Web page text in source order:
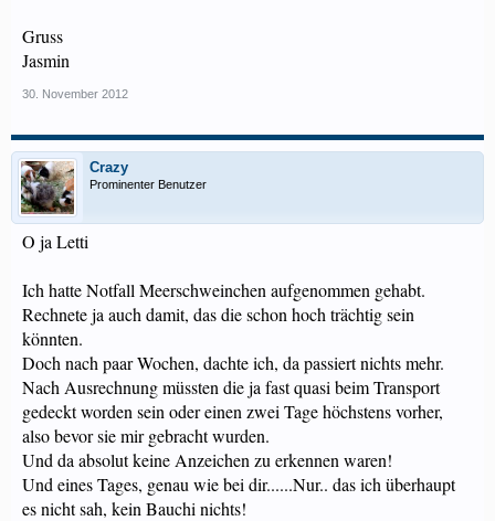
Gruss
Jasmin
30. November 2012
Crazy
Prominenter Benutzer
O ja Letti
Ich hatte Notfall Meerschweinchen aufgenommen gehabt.
Rechnete ja auch damit, das die schon hoch trächtig sein
könnten.
Doch nach paar Wochen, dachte ich, da passiert nichts mehr.
Nach Ausrechnung müssten die ja fast quasi beim Transport
gedeckt worden sein oder einen zwei Tage höchstens vorher,
also bevor sie mir gebracht wurden.
Und da absolut keine Anzeichen zu erkennen waren!
Und eines Tages, genau wie bei dir......Nur.. das ich überhaupt
es nicht sah, kein Bauchi nichts!